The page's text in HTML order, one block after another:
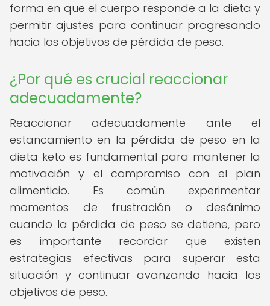
forma en que el cuerpo responde a la dieta y
permitir ajustes para continuar progresando
hacia los objetivos de pérdida de peso.
¿Por qué es crucial reaccionar
adecuadamente?
Reaccionar adecuadamente ante el
estancamiento en la pérdida de peso en la
dieta keto es fundamental para mantener la
motivación y el compromiso con el plan
alimenticio. Es común experimentar
momentos de frustración o desánimo
cuando la pérdida de peso se detiene, pero
es importante recordar que existen
estrategias efectivas para superar esta
situación y continuar avanzando hacia los
objetivos de peso.